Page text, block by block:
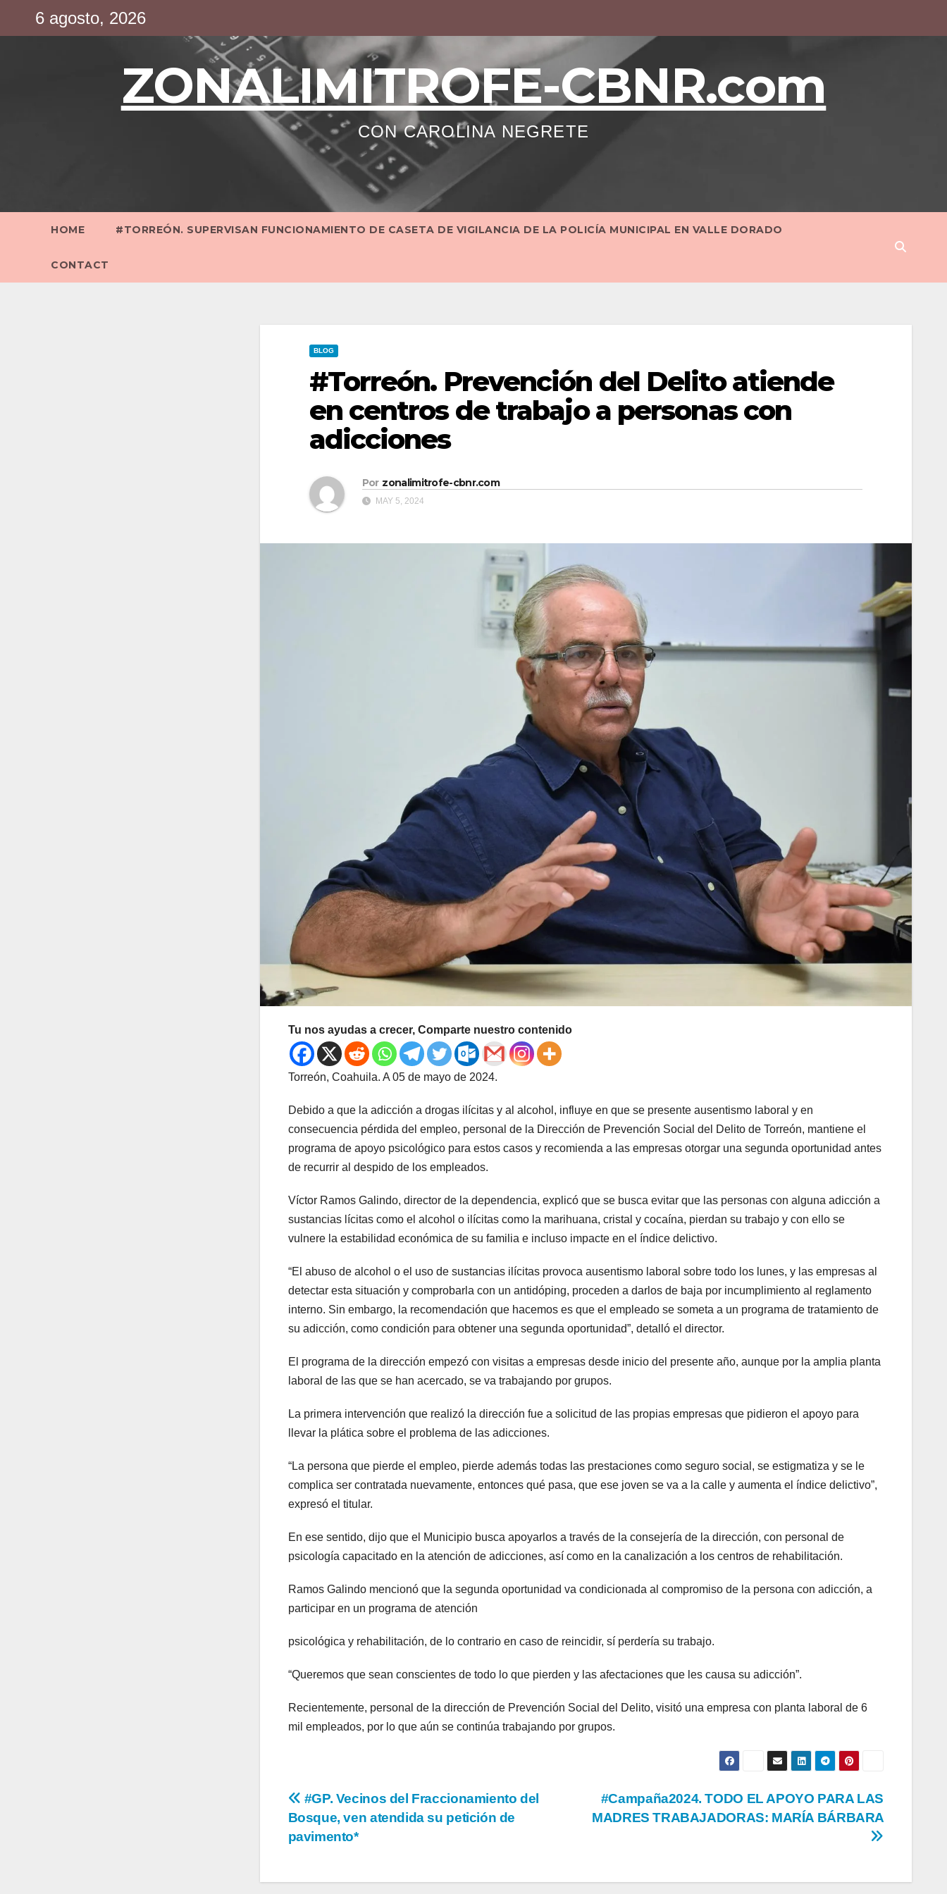
6 agosto, 2026
ZONALIMITROFE-CBNR.com
CON CAROLINA NEGRETE
HOME #TORREÓN. SUPERVISAN FUNCIONAMIENTO DE CASETA DE VIGILANCIA DE LA POLICÍA MUNICIPAL EN VALLE DORADO
CONTACT
BLOG
#Torreón. Prevención del Delito atiende
en centros de trabajo a personas con
adicciones
Por zonalimitrofe-cbnr.com
MAY 5, 2024
Tu nos ayudas a crecer, Comparte nuestro contenido
Torreón, Coahuila. A 05 de mayo de 2024.
Debido a que la adicción a drogas ilícitas y al alcohol, influye en que se presente ausentismo laboral y en
consecuencia pérdida del empleo, personal de la Dirección de Prevención Social del Delito de Torreón, mantiene el
programa de apoyo psicológico para estos casos y recomienda a las empresas otorgar una segunda oportunidad antes
de recurrir al despido de los empleados.
Víctor Ramos Galindo, director de la dependencia, explicó que se busca evitar que las personas con alguna adicción a
sustancias lícitas como el alcohol o ilícitas como la marihuana, cristal y cocaína, pierdan su trabajo y con ello se
vulnere la estabilidad económica de su familia e incluso impacte en el índice delictivo.
“El abuso de alcohol o el uso de sustancias ilícitas provoca ausentismo laboral sobre todo los lunes, y las empresas al
detectar esta situación y comprobarla con un antidóping, proceden a darlos de baja por incumplimiento al reglamento
interno. Sin embargo, la recomendación que hacemos es que el empleado se someta a un programa de tratamiento de
su adicción, como condición para obtener una segunda oportunidad”, detalló el director.
El programa de la dirección empezó con visitas a empresas desde inicio del presente año, aunque por la amplia planta
laboral de las que se han acercado, se va trabajando por grupos.
La primera intervención que realizó la dirección fue a solicitud de las propias empresas que pidieron el apoyo para
llevar la plática sobre el problema de las adicciones.
“La persona que pierde el empleo, pierde además todas las prestaciones como seguro social, se estigmatiza y se le
complica ser contratada nuevamente, entonces qué pasa, que ese joven se va a la calle y aumenta el índice delictivo”,
expresó el titular.
En ese sentido, dijo que el Municipio busca apoyarlos a través de la consejería de la dirección, con personal de
psicología capacitado en la atención de adicciones, así como en la canalización a los centros de rehabilitación.
Ramos Galindo mencionó que la segunda oportunidad va condicionada al compromiso de la persona con adicción, a
participar en un programa de atención
psicológica y rehabilitación, de lo contrario en caso de reincidir, sí perdería su trabajo.
“Queremos que sean conscientes de todo lo que pierden y las afectaciones que les causa su adicción”.
Recientemente, personal de la dirección de Prevención Social del Delito, visitó una empresa con planta laboral de 6
mil empleados, por lo que aún se continúa trabajando por grupos.
Navegación
de
#Campaña2024. TODO EL APOYO PARA LAS
MADRES TRABAJADORAS: MARÍA BÁRBARA
#GP. Vecinos del Fraccionamiento del
Bosque, ven atendida su petición de
pavimento*